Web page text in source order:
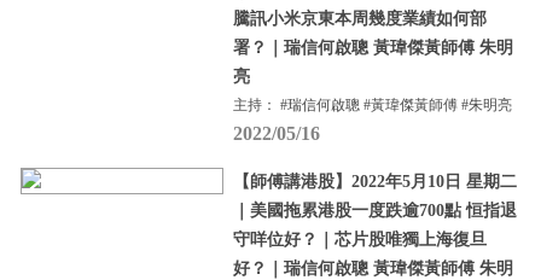
騰訊小米京東本周幾度業績如何部
署？｜瑞信何啟聰 黃瑋傑黃師傅 朱明
亮
主持： #瑞信何啟聰 #黃瑋傑黃師傅 #朱明亮
2022/05/16
【師傅講港股】2022年5月10日 星期二
｜美國拖累港股一度跌逾700點 恒指退
守咩位好？｜芯片股唯獨上海復旦
好？｜瑞信何啟聰 黃瑋傑黃師傅 朱明